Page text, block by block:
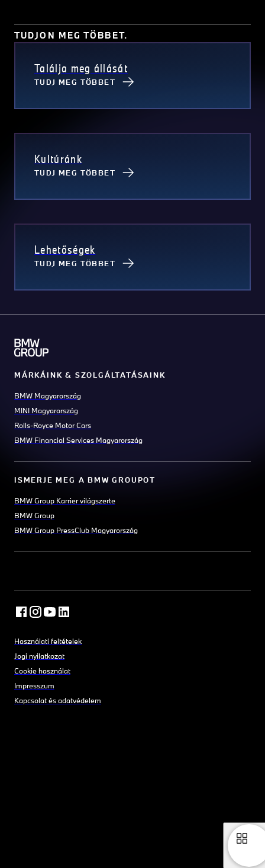
TUDJON MEG TÖBBET.
Találja meg állását
TUDJ MEG TÖBBET
Kultúránk
TUDJ MEG TÖBBET
Lehetőségek
TUDJ MEG TÖBBET
MÁRKÁINK & SZOLGÁLTATÁSAINK
BMW Magyarország
MINI Magyarország
Rolls-Royce Motor Cars
BMW Financial Services Magyarország
ISMERJE MEG A BMW GROUPOT
BMW Group Karrier világszerte
BMW Group
BMW Group PressClub Magyarország
Használati feltételek
Jogi nyilatkozat
Cookie használat
Impresszum
Kapcsolat és adatvédelem